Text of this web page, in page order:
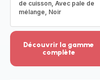
de cuisson, Avec pale de
mélange, Noir
Découvrir la gamme
complète